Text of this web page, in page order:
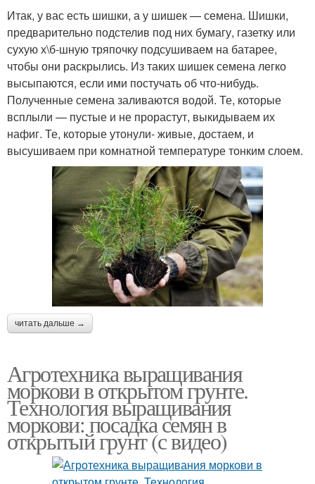
Итак, у вас есть шишки, а у шишек — семена. Шишки,
предварительно подстелив под них бумагу, газетку или
сухую х\б-шную тряпочку подсушиваем на батарее,
чтобы они раскрылись. Из таких шишек семена легко
высыпаются, если ими постучать об что-нибудь.
Полученные семена заливаются водой. Те, которые
всплыли — пустые и не прорастут, выкидываем их
нафиг. Те, которые утонули- живые, достаем, и
высушиваем при комнатной температуре тонким слоем.
читать дальше →
Агротехника выращивания
моркови в открытом грунте.
Технология выращивания
моркови: посадка семян в
открытый грунт (с видео)